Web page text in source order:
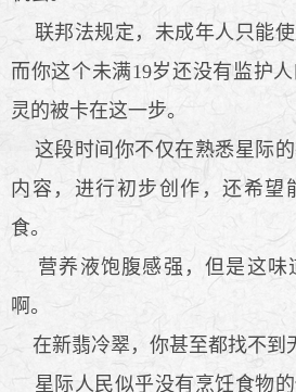
联邦法规定，未成年人只能使
而你这个未满19岁还没有监护
灵的被卡在这一步。
这段时间你不仅在熟悉星际
内容，进行初步创作，还希望
食。
营养液饱腹感强，但是这味
啊。
在新翡冷翠，你甚至都找不到
星际人民似乎没有烹饪食物